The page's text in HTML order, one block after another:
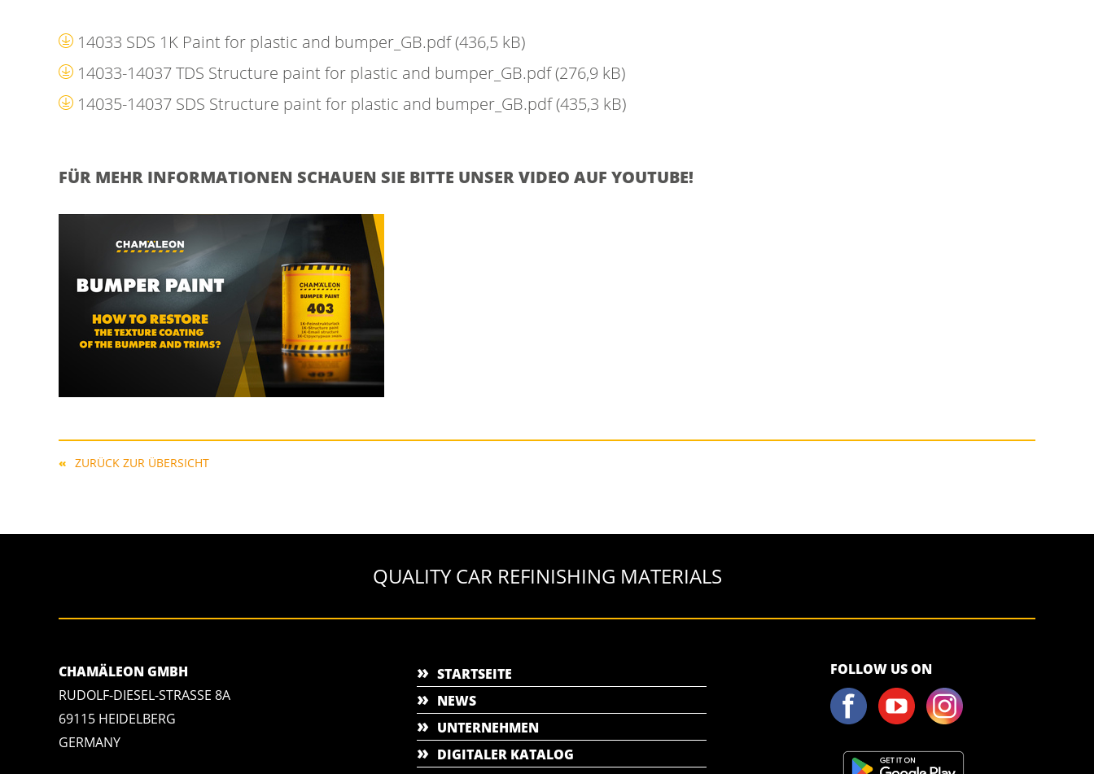
14033 SDS 1K Paint for plastic and bumper_GB.pdf(436,5 kB)
14033-14037 TDS Structure paint for plastic and bumper_GB.pdf(276,9 kB)
14035-14037 SDS Structure paint for plastic and bumper_GB.pdf(435,3 kB)
FÜR MEHR INFORMATIONEN SCHAUEN SIE BITTE UNSER VIDEO AUF YOUTUBE!
ZURÜCK ZUR ÜBERSICHT
QUALITY CAR REFINISHING MATERIALS
CHAMÄLEON GMBH
RUDOLF-DIESEL-STRASSE 8A
69115 HEIDELBERG
GERMANY
STARTSEITE
NEWS
UNTERNEHMEN
DIGITALER KATALOG
FOLLOW US ON